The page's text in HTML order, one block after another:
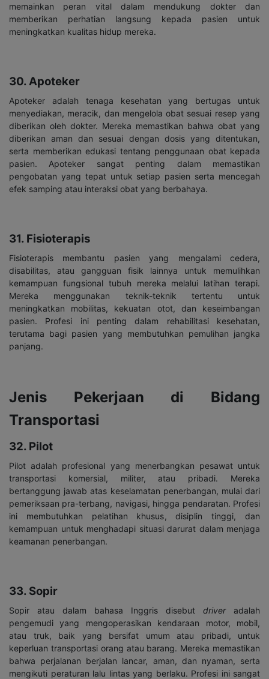
memainkan peran vital dalam mendukung dokter dan
memberikan perhatian langsung kepada pasien untuk
meningkatkan kualitas hidup mereka.
30. Apoteker
Apoteker adalah tenaga kesehatan yang bertugas untuk
menyediakan, meracik, dan mengelola obat sesuai resep yang
diberikan oleh dokter. Mereka memastikan bahwa obat yang
diberikan aman dan sesuai dengan dosis yang ditentukan,
serta memberikan edukasi tentang penggunaan obat kepada
pasien. Apoteker sangat penting dalam memastikan
pengobatan yang tepat untuk setiap pasien serta mencegah
efek samping atau interaksi obat yang berbahaya.
31. Fisioterapis
Fisioterapis membantu pasien yang mengalami cedera,
disabilitas, atau gangguan fisik lainnya untuk memulihkan
kemampuan fungsional tubuh mereka melalui latihan terapi.
Mereka menggunakan teknik-teknik tertentu untuk
meningkatkan mobilitas, kekuatan otot, dan keseimbangan
pasien. Profesi ini penting dalam rehabilitasi kesehatan,
terutama bagi pasien yang membutuhkan pemulihan jangka
panjang.
Jenis Pekerjaan di Bidang
Transportasi
32. Pilot
Pilot adalah profesional yang menerbangkan pesawat untuk
transportasi komersial, militer, atau pribadi. Mereka
bertanggung jawab atas keselamatan penerbangan, mulai dari
pemeriksaan pra-terbang, navigasi, hingga pendaratan. Profesi
ini membutuhkan pelatihan khusus, disiplin tinggi, dan
kemampuan untuk menghadapi situasi darurat dalam menjaga
keamanan penerbangan.
33. Sopir
Sopir atau dalam bahasa Inggris disebut driver
adalah
pengemudi yang mengoperasikan kendaraan motor, mobil,
atau truk, baik yang bersifat umum atau pribadi, untuk
keperluan transportasi orang atau barang. Mereka memastikan
bahwa perjalanan berjalan lancar, aman, dan nyaman, serta
mengikuti peraturan lalu lintas yang berlaku. Profesi ini sangat